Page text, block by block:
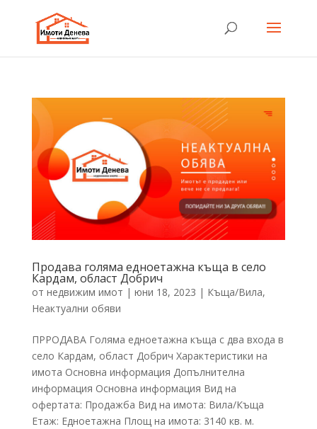
Продава голяма едноетажна къща в село
Кардам, област Добрич
от недвижим имот | юни 18, 2023 | Къща/Вила,
Неактуални обяви
ПРРОДАВА Голяма едноетажна къща с два входа в
село Кардам, област Добрич Характеристики на
имота Основна информация Допълнителна
информация Основна информация Вид на
офертата: Продажба Вид на имота: Вила/Къща
Етаж: Едноетажна Площ на имота: 3140 кв. м.